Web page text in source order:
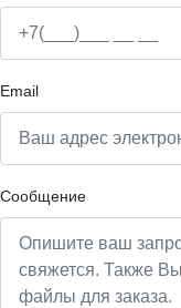
Email
Сообщение